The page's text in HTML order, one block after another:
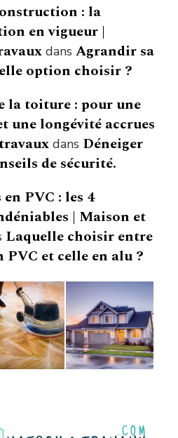
: la
en vigueur |
dans Agrandir sa
option choisir ?
la toiture : pour une
une longévité accrues
dans Déneiger
de sécurité.
PVC : les 4
| Maison et
Laquelle choisir entre
PVC et celle en alu ?